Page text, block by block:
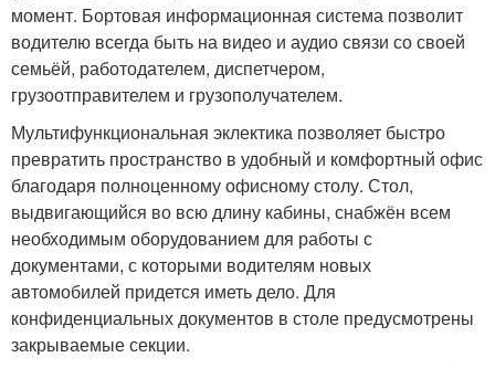
момент. Бортовая информационная система позволит
водителю всегда быть на видео и аудио связи со своей
семьёй, работодателем, диспетчером,
грузоотправителем и грузополучателем.
Мультифункциональная эклектика позволяет быстро
превратить пространство в удобный и комфортный офис
благодаря полноценному офисному столу. Стол,
выдвигающийся во всю длину кабины, снабжён всем
необходимым оборудованием для работы с
документами, с которыми водителям новых
автомобилей придется иметь дело. Для
конфиденциальных документов в столе предусмотрены
закрываемые секции.